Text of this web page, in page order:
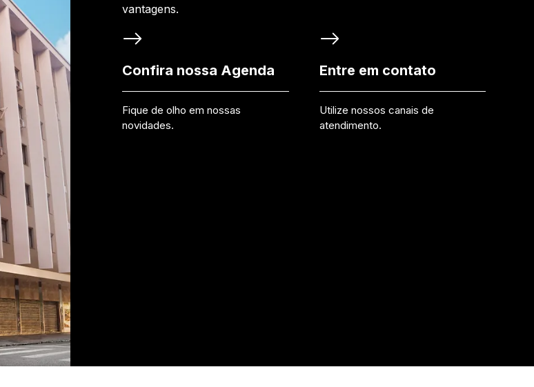
vantagens.
Confira nossa Agenda
Fique de olho em nossas
novidades.
Entre em contato
Utilize nossos canais de
atendimento.